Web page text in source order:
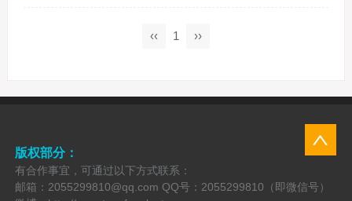
‹‹ 1 ››
版权部分：
有合作事宜，可通过以下方式联系：
邮箱：2055299810@qq.com QQ号：2055299810（即微信号）